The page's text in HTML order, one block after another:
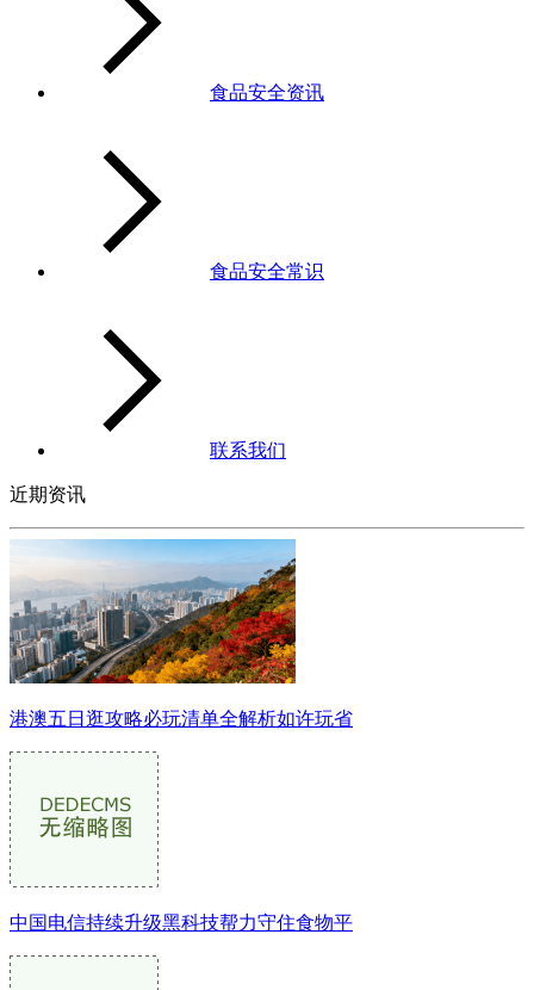
食品安全资讯
食品安全常识
联系我们
近期资讯
港澳五日逛攻略必玩清单全解析如许玩省
中国电信持续升级黑科技帮力守住食物平